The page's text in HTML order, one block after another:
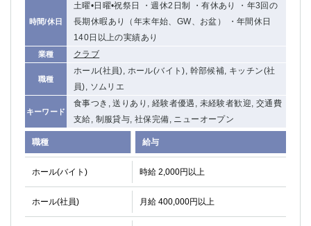
時間/休日
土曜•日曜•祝祭日 ・週休2日制 ・有休あり ・年3回の
長期休暇あり（年末年始、GW、お盆） ・年間休日
140日以上の実績あり
業種 クラブ
職種
ホール(社員), ホール(バイト), 幹部候補, キッチン(社
員), ソムリエ
キーワード
食事つき, 送りあり, 経験者優遇, 未経験者歓迎, 交通費
支給, 制服貸与, 社保完備, ニューオープン
職種 給与
ホール(バイト) 時給 2,000円以上
ホール(社員) 月給 400,000円以上